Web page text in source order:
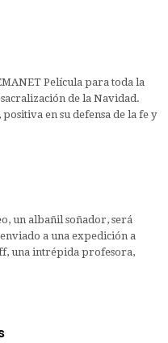
Película para toda la
de la Navidad.
en su defensa de la fe y
un albañil soñador, será
a una expedición a
una intrépida profesora,